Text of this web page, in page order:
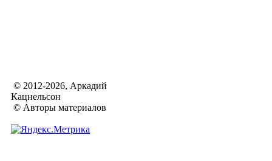
© 2012-2026, Аркадий
Кацнельсон
© Авторы материалов